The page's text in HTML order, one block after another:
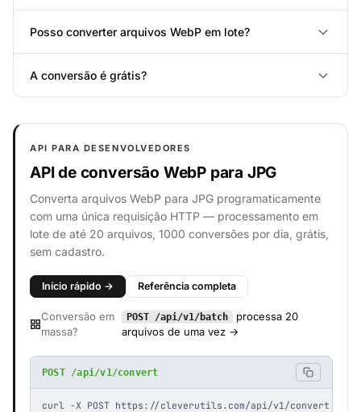
Posso converter arquivos WebP em lote?
A conversão é grátis?
API PARA DESENVOLVEDORES
API de conversão WebP para JPG
Converta arquivos WebP para JPG programaticamente
com uma única requisição HTTP — processamento em
lote de até 20 arquivos, 1000 conversões por dia, grátis,
sem cadastro.
Início rápido → Referência completa
Conversão em
massa?
POST /api/v1/batch
processa 20
arquivos de uma vez →
POST /api/v1/convert
curl -X POST https://cleverutils.com/api/v1/convert \